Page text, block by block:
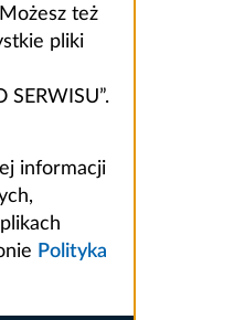
też
pliki
SERWISU”.
informacji
Polityka